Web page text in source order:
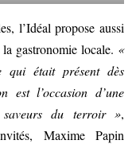
l’Idéal propose aussi
gastronomie locale. «
qui était présent dès
est l’occasion d’une
saveurs du terroir »,
Maxime Papin